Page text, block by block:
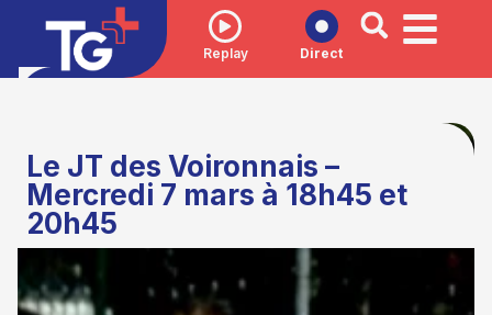
Replay Direct
Le JT des Voironnais –
Mercredi 7 mars à 18h45 et
20h45